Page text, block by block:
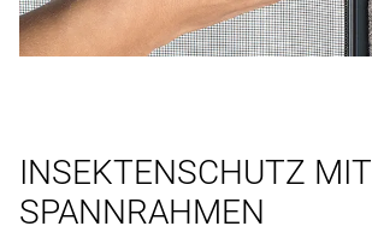
INSEKTENSCHUTZ MIT
SPANNRAHMEN